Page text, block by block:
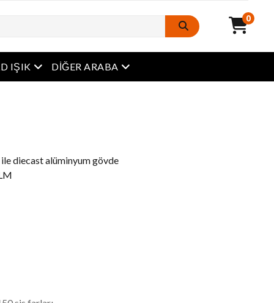
0
IŞIK Açık Menü
DIĞER ARABA Açık Menü
ile diecast alüminyum gövde